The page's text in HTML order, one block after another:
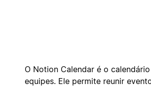
O Notion Calendar é o
equipes. Ele permite reunir